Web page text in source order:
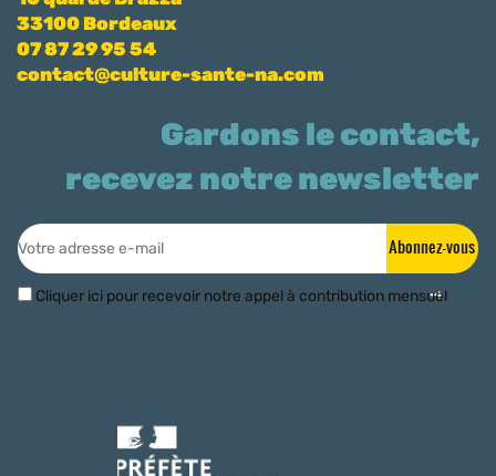
33100 Bordeaux
07 87 29 95 54
contact@culture-sante-na.com
Gardons le contact,
recevez notre newsletter
Abonnez-vous
Cliquer ici pour recevoir notre appel à contribution mensuel